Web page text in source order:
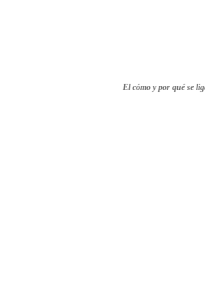
El cómo y por qué se